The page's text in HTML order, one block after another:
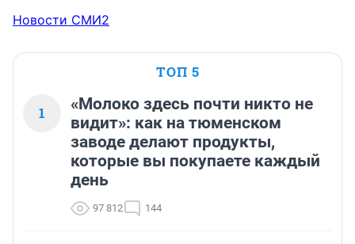
Новости СМИ2
ТОП 5
1
«Молоко здесь почти никто не
видит»: как на тюменском
заводе делают продукты,
которые вы покупаете каждый
день
97 812 144